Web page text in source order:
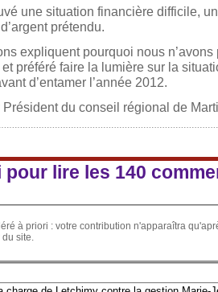
une situation financière difficile,
prétendu.
expliquent pourquoi nous
préféré faire la lumière sur la
d’entamer l’année 2012.
Président du conseil régional de
pour lire les 140
à priori : votre contribution n'apparaîtra
site.